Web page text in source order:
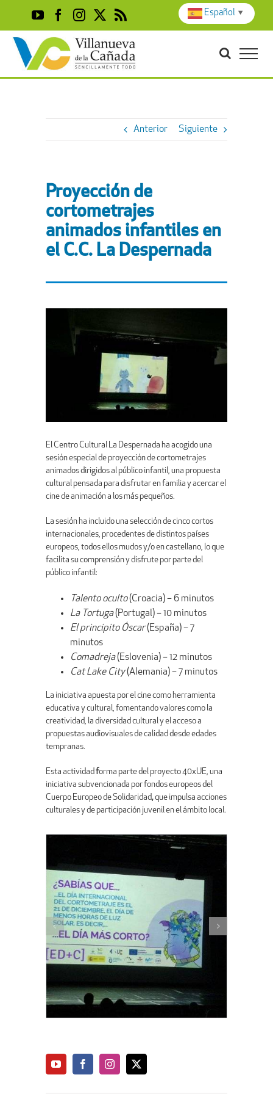
content
YouTubeFacebook
Instagram
X Rss
Anterior Siguiente
Proyección de
cortometrajes
animados infantiles en
el C.C. La Despernada
El Centro Cultural La Despernada ha acogido una
sesión especial de proyección de cortometrajes
animados dirigidos al público infantil, una propuesta
cultural pensada para disfrutar en familia y acercar el
cine de animación a los más pequeños.
La sesión ha incluido una selección de cinco cortos
internacionales, procedentes de distintos países
europeos, todos ellos mudos y/o en castellano, lo que
facilita su comprensión y disfrute por parte del
público infantil:
Talento oculto(Croacia) – 6 minutos
La Tortuga(Portugal) – 10 minutos
El principito Óscar(España) – 7
minutos
Comadreja(Eslovenia) – 12 minutos
Cat Lake City(Alemania) – 7 minutos
La iniciativa apuesta por el cine como herramienta
educativa y cultural, fomentando valores como la
creatividad, la diversidad cultural y el acceso a
propuestas audiovisuales de calidad desde edades
tempranas.
Esta actividad forma parte del proyecto 40xUE, una
iniciativa subvencionada por fondos europeos del
Cuerpo Europeo de Solidaridad,que impulsa acciones
culturales y de participación juvenil en el ámbito local.
Español ▼